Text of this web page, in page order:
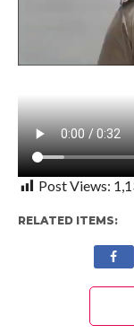
Post Views:
RELATED ITEMS: